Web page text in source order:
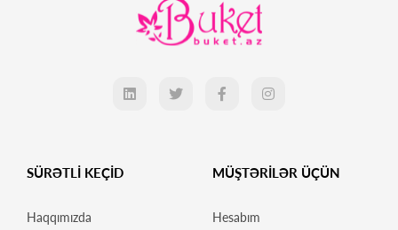
SÜRƏTLİ KEÇİD
Haqqımızda
MÜŞTƏRİLƏR ÜÇÜN
Hesabım